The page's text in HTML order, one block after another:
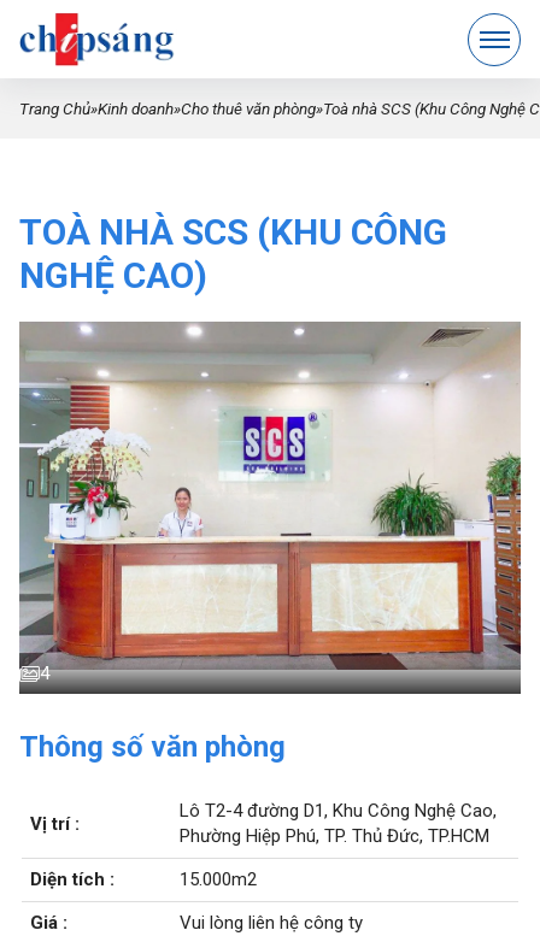
Trang Chủ»Kinh doanh»Cho thuê văn phòng»Toà nhà SCS (Khu Công Nghệ
TOÀ NHÀ SCS (KHU CÔNG
NGHỆ CAO)
4
Thông số văn phòng
Vị trí :
Lô T2-4 đường D1, Khu Công Nghệ Cao,
Phường Hiệp Phú, TP. Thủ Đức, TP.HCM
Diện tích :
15.000m2
Giá :
Vui lòng liên hệ công ty